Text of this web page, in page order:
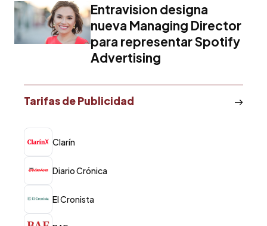
Entravision designa
nueva Managing Director
para representar Spotify
Advertising
Tarifas de Publicidad
Clarín
Diario Crónica
El Cronista